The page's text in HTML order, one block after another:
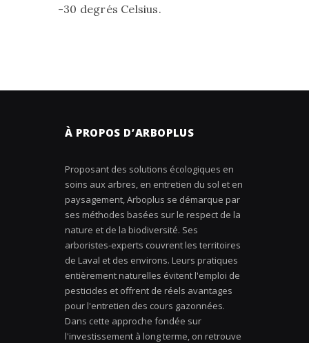
-30 degrés Celsius.
À PROPOS D’ARBOPLUS
Proposant des solutions écologiques en
soins aux arbres, en entretien du sol et en
paysagement, Arboplus se démarque par
ses méthodes basées sur le respect de la
nature et de la biodiversité. Ses
arboristes-experts couvrent les territoires
de Laval et des environs. Leurs pratiques
entièrement naturelles évitent l'emploi de
pesticides et offrent de réels avantages
pour l'entretien des cours gazonnées.
Dans cette approche fondée sur
l'investissement à long terme, on retrouve